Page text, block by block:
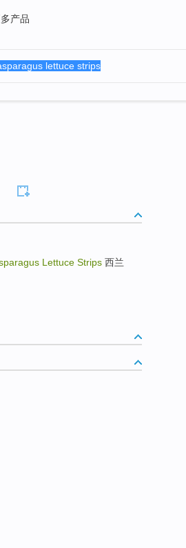
产品
Lettuce Strips 西兰